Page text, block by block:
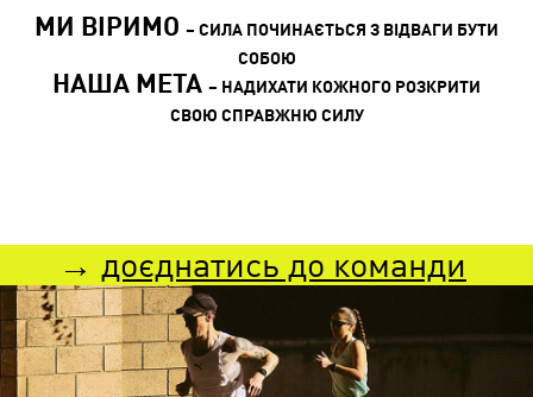
МИ ВІРИМО – ​​​​СИЛА ПОЧИНАЄТЬСЯ З ВІДВАГИ БУТИ
СОБОЮ​​​
НАША МЕТА – НАДИХАТИ КОЖНОГО РОЗКРИТИ
СВОЮ СПРАВЖНЮ СИЛУ
→ доєднатись до команди